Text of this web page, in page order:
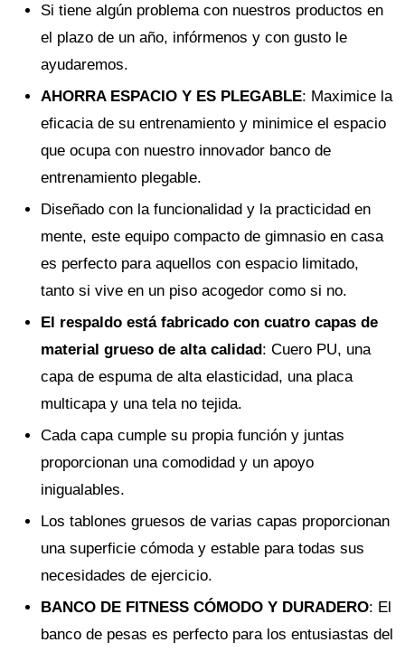
Si tiene algún problema con nuestros productos en
el plazo de un año, infórmenos y con gusto le
ayudaremos.
AHORRA ESPACIO Y ES PLEGABLE: Maximice la
eficacia de su entrenamiento y minimice el espacio
que ocupa con nuestro innovador banco de
entrenamiento plegable.
Diseñado con la funcionalidad y la practicidad en
mente, este equipo compacto de gimnasio en casa
es perfecto para aquellos con espacio limitado,
tanto si vive en un piso acogedor como si no.
El respaldo está fabricado con cuatro capas de
material grueso de alta calidad: Cuero PU, una
capa de espuma de alta elasticidad, una placa
multicapa y una tela no tejida.
Cada capa cumple su propia función y juntas
proporcionan una comodidad y un apoyo
inigualables.
Los tablones gruesos de varias capas proporcionan
una superficie cómoda y estable para todas sus
necesidades de ejercicio.
BANCO DE FITNESS CÓMODO Y DURADERO: El
banco de pesas es perfecto para los entusiastas del